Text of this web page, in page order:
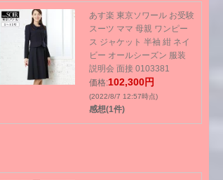
あす楽 東京ソワール お受験
スーツ ママ 母親 ワンピー
ス ジャケット 半袖 紺 ネイ
ビー オールシーズン 服装
説明会 面接 0103381
価格:102,300円
(2022/8/7 12:57時点)
感想(1件)